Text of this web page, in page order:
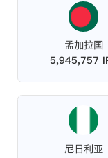
孟加拉国
5,945,757
尼日利亚